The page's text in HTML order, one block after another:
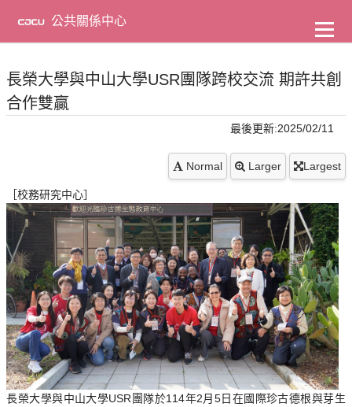
主
容
公共關係中心
長榮大學與中山大學USR團隊跨校交流 期許共創
合作雙贏
最後更新:2025/02/11
Normal Larger Largest
［校務研究中心］
長榮大學與中山大學USR團隊於114年2月5日在國際珍古德根與芽生